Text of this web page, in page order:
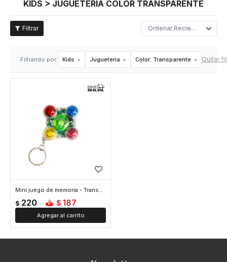
KIDS > JUGUETERÍA COLOR TRANSPARENTE
Recientes
Filtrando por: Kids Juguetería Color: Transparente Quitar
Mini juego de memoria - Transparente
$ 220 $ 187